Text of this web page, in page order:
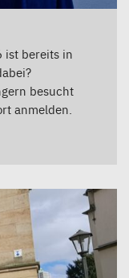
ist bereits in
besucht
anmelden.